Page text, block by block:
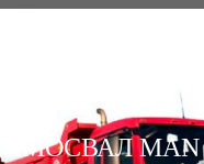
САМОСВАЛ